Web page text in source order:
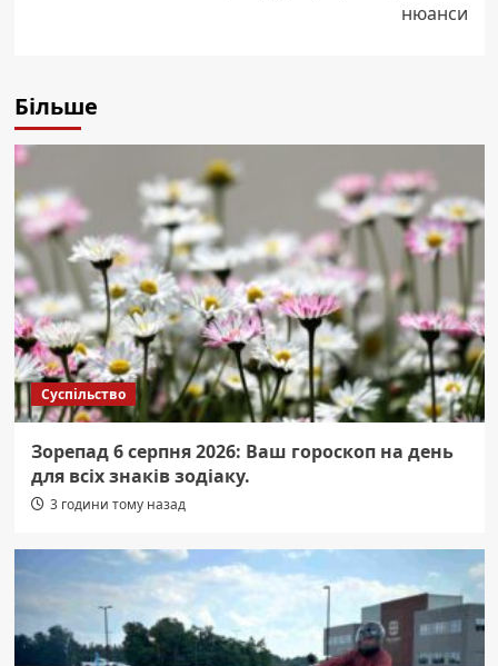
нюанси
Більше
Суспільство
Зорепад 6 серпня 2026: Ваш гороскоп на день
для всіх знаків зодіаку.
3 години тому назад